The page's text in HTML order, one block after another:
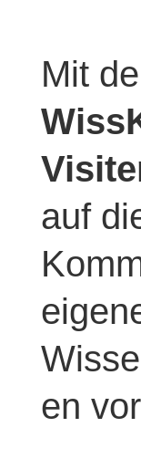
Mit
auf
en